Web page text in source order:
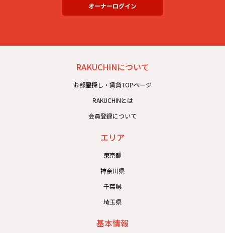
オーナーログイン
RAKUCHINについて
お部屋探し・賃貸TOPページ
RAKUCHINとは
会員登録について
エリア
東京都
神奈川県
千葉県
埼玉県
基本情報